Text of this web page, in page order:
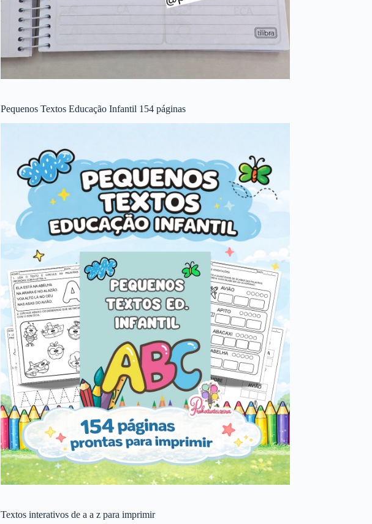
Pequenos Textos Educação Infantil 154 páginas
Textos interativos de a a z para imprimir